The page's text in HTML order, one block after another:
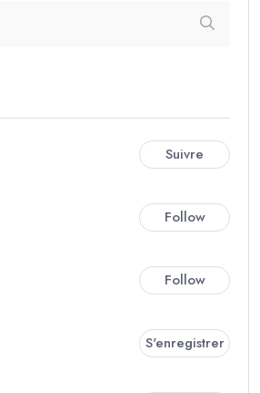
Suivre
Follow
Follow
S'enregistrer